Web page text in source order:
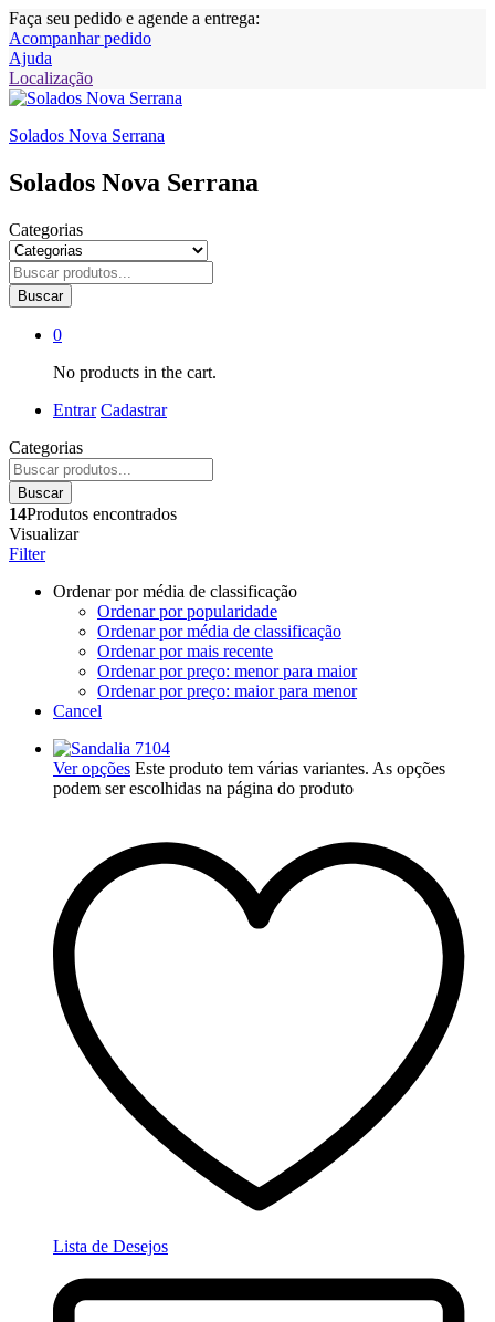
Faça seu pedido e agende a entrega:
Acompanhar pedido
Ajuda
Localização
Solados Nova Serrana
Solados Nova Serrana
Categorias
Buscar
0
No products in the cart.
Entrar Cadastrar
Categorias
Buscar
14Produtos encontrados
Visualizar
Filter
Ordenar por média de classificação
Ordenar por popularidade
Ordenar por média de classificação
Ordenar por mais recente
Ordenar por preço: menor para maior
Ordenar por preço: maior para menor
Cancel
Ver opções Este produto tem várias variantes. As opções
podem ser escolhidas na página do produto
Lista de Desejos